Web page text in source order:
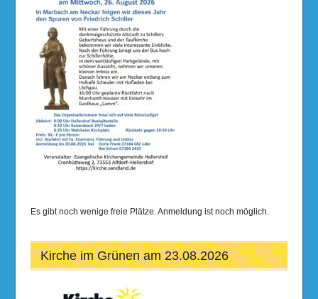
Es gibt noch wenige freie Plätze. Anmeldung ist noch möglich.
Kirche im Grünen am 23.08.2026